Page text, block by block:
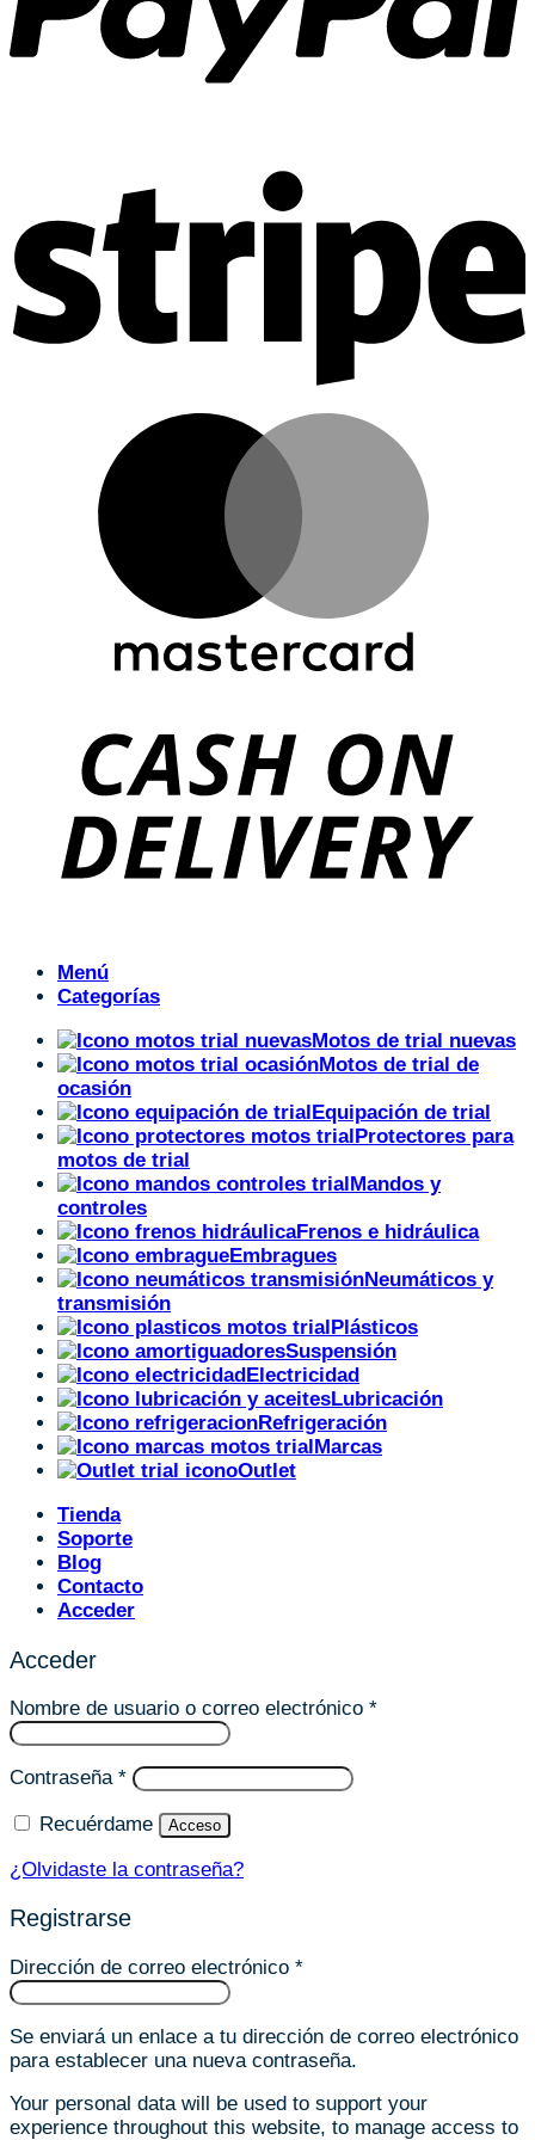
Menú
Categorías
Motos de trial nuevas
Motos de trial de
ocasión
Equipación de trial
Protectores para
motos de trial
Mandos y
controles
Frenos e hidráulica
Embragues
Neumáticos y
transmisión
Plásticos
Suspensión
Electricidad
Lubricación
Refrigeración
Marcas
Outlet
Tienda
Soporte
Blog
Contacto
Acceder
Acceder
Nombre de usuario o correo electrónico *Obligatorio
Contraseña *Obligatorio
Recuérdame Acceso
¿Olvidaste la contraseña?
Registrarse
Dirección de correo electrónico *Obligatorio
Se enviará un enlace a tu dirección de correo electrónico
para establecer una nueva contraseña.
Your personal data will be used to support your
experience throughout this website, to manage access to